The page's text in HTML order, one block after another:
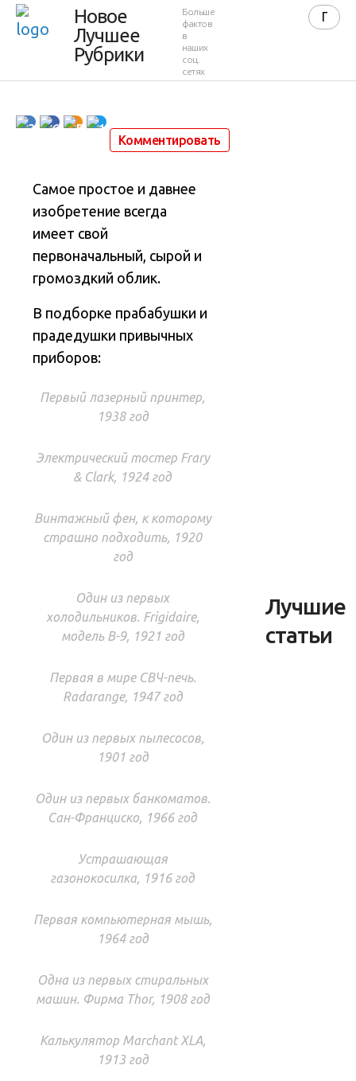
Новое
Лучшее
Рубрики
Больше
фактов
в
наших
соц.
сетях
привычных
приборов
3 6 5 1
Комментировать
Самое простое и давнее
изобретение всегда
имеет свой
первоначальный, сырой и
громоздкий облик.
В подборке прабабушки и
прадедушки привычных
приборов:
Первый лазерный принтер,
1938 год
Электрический тостер Frary
& Clark, 1924 год
Винтажный фен, к которому
страшно подходить, 1920
год
Один из первых
холодильников. Frigidaire,
модель B-9, 1921 год
Первая в мире СВЧ-печь.
Radarange, 1947 год
Один из первых пылесосов,
1901 год
Один из первых банкоматов.
Сан-Франциско, 1966 год
Устрашающая
газонокосилка, 1916 год
Первая компьютерная мышь,
1964 год
Одна из первых стиральных
машин. Фирма Thor, 1908 год
Калькулятор Marchant XLA,
1913 год
Лучшие
статьи